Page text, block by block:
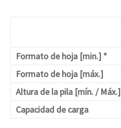
Formato de hoja [min.] *
Formato de hoja [máx.]
Altura de la pila [mín. / Máx.]
Capacidad de carga